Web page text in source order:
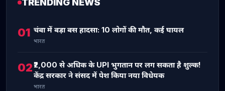
TRENDING NEWS
01 चंबा में बड़ा बस हादसा: 10 लोगों की मौत, कई घायल
भारत
02₹2,000 से अधिक के UPI भुगतान पर लग सकता है शुल्क!
केंद्र सरकार ने संसद में पेश किया नया विधेयक
भारत